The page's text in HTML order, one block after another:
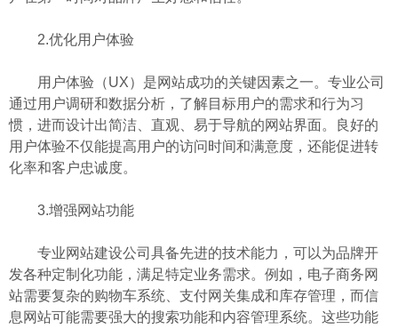
2.优化用户体验
用户体验（UX）是网站成功的关键因素之一。专业公司
通过用户调研和数据分析，了解目标用户的需求和行为习
惯，进而设计出简洁、直观、易于导航的网站界面。良好的
用户体验不仅能提高用户的访问时间和满意度，还能促进转
化率和客户忠诚度。
3.增强网站功能
专业网站建设公司具备先进的技术能力，可以为品牌开
发各种定制化功能，满足特定业务需求。例如，电子商务网
站需要复杂的购物车系统、支付网关集成和库存管理，而信
息网站可能需要强大的搜索功能和内容管理系统。这些功能